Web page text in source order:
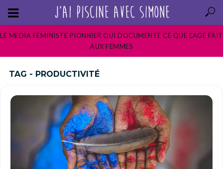
LE MEDIA FEMINISTE PIONNIER QUI DOCUMENTE CE QUE L’AGE FAIT
AUX FEMMES
TAG - PRODUCTIVITÉ